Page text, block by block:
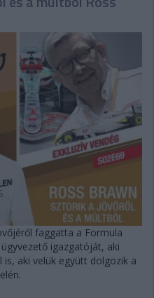
faggatta a Formula
igazgatóját, aki
aki velük együtt dolgozik a